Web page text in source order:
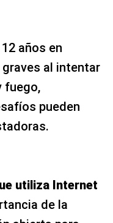
años en
al intentar
fuego,
pueden
utiliza Internet
de la